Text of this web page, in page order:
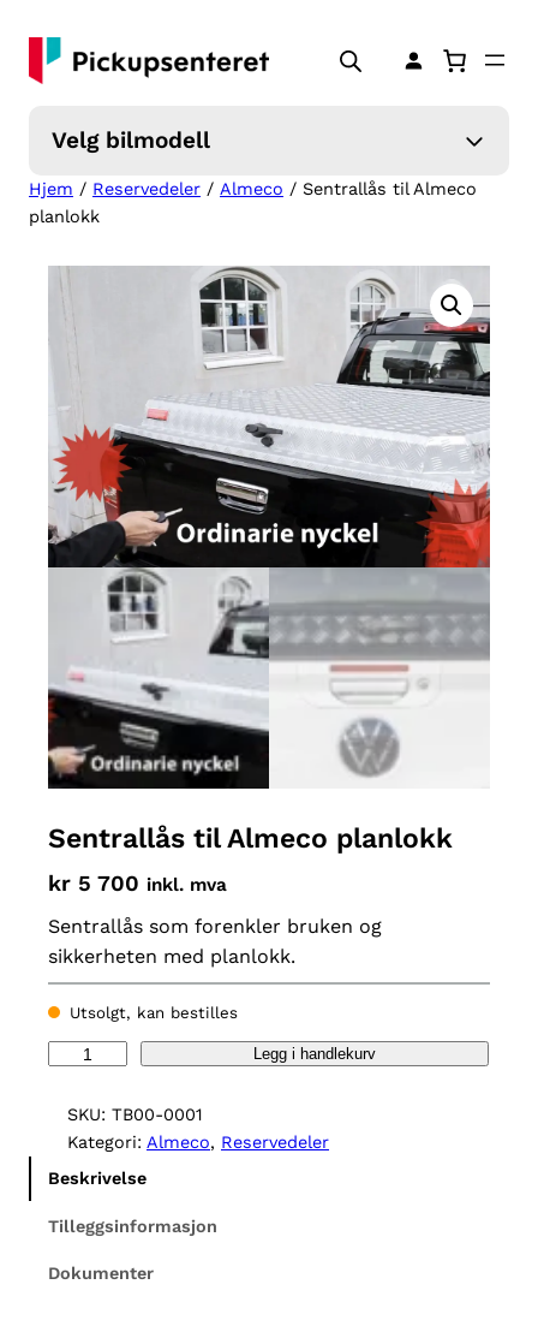
innhold
Velg bilmodell
Hjem / Reservedeler / Almeco / Sentrallås til Almeco
planlokk
Sentrallås til Almeco planlokk
kr 5 700 inkl. mva
Sentrallås som forenkler bruken og
sikkerheten med planlokk.
Utsolgt, kan bestilles
l
å
Legg i handlekurv
SKU: TB00-0001
Kategori: Almeco, Reservedeler
Beskrivelse
Tilleggsinformasjon
Dokumenter